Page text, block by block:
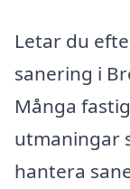
Letar du
sanering i
Många
utmaningar
hantera